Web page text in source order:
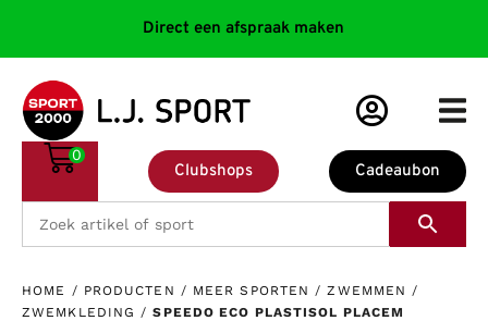
Direct een afspraak maken
Cadeaubon
Clubshops
0
HOME / PRODUCTEN / MEER SPORTEN /ZWEMMEN /
ZWEMKLEDING /SPEEDO ECO PLASTISOL PLACEM